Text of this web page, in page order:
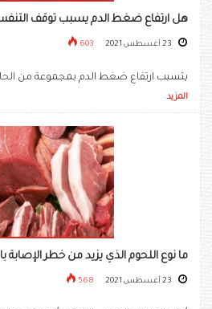
هل ارتفاع ضغط الدم يسبب توقف التنفس
603
يتسبب ارتفاع ضغط الدم بمجموعة من
المزيد
ما نوع اللحوم الذي يزيد من خطر الإصابة
568